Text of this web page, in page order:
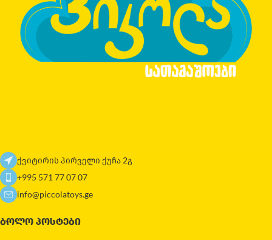
ქვიტირის პირველი ქუჩა 2გ
+995 571 77 07 07
info@piccolatoys.ge
ᲑᲝᲚᲝ ᲞᲝᲡᲢᲔᲑᲘ